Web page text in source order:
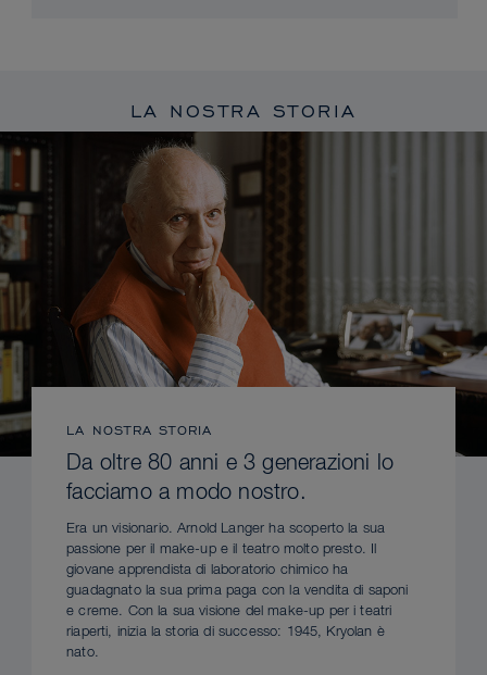
LA NOSTRA STORIA
LA NOSTRA STORIA
Da oltre 80 anni e 3 generazioni lo
facciamo a modo nostro.
Era un visionario. Arnold Langer ha scoperto la sua
passione per il make-up e il teatro molto presto. Il
giovane apprendista di laboratorio chimico ha
guadagnato la sua prima paga con la vendita di saponi
e creme. Con la sua visione del make-up per i teatri
riaperti, inizia la storia di successo: 1945, Kryolan è
nato.